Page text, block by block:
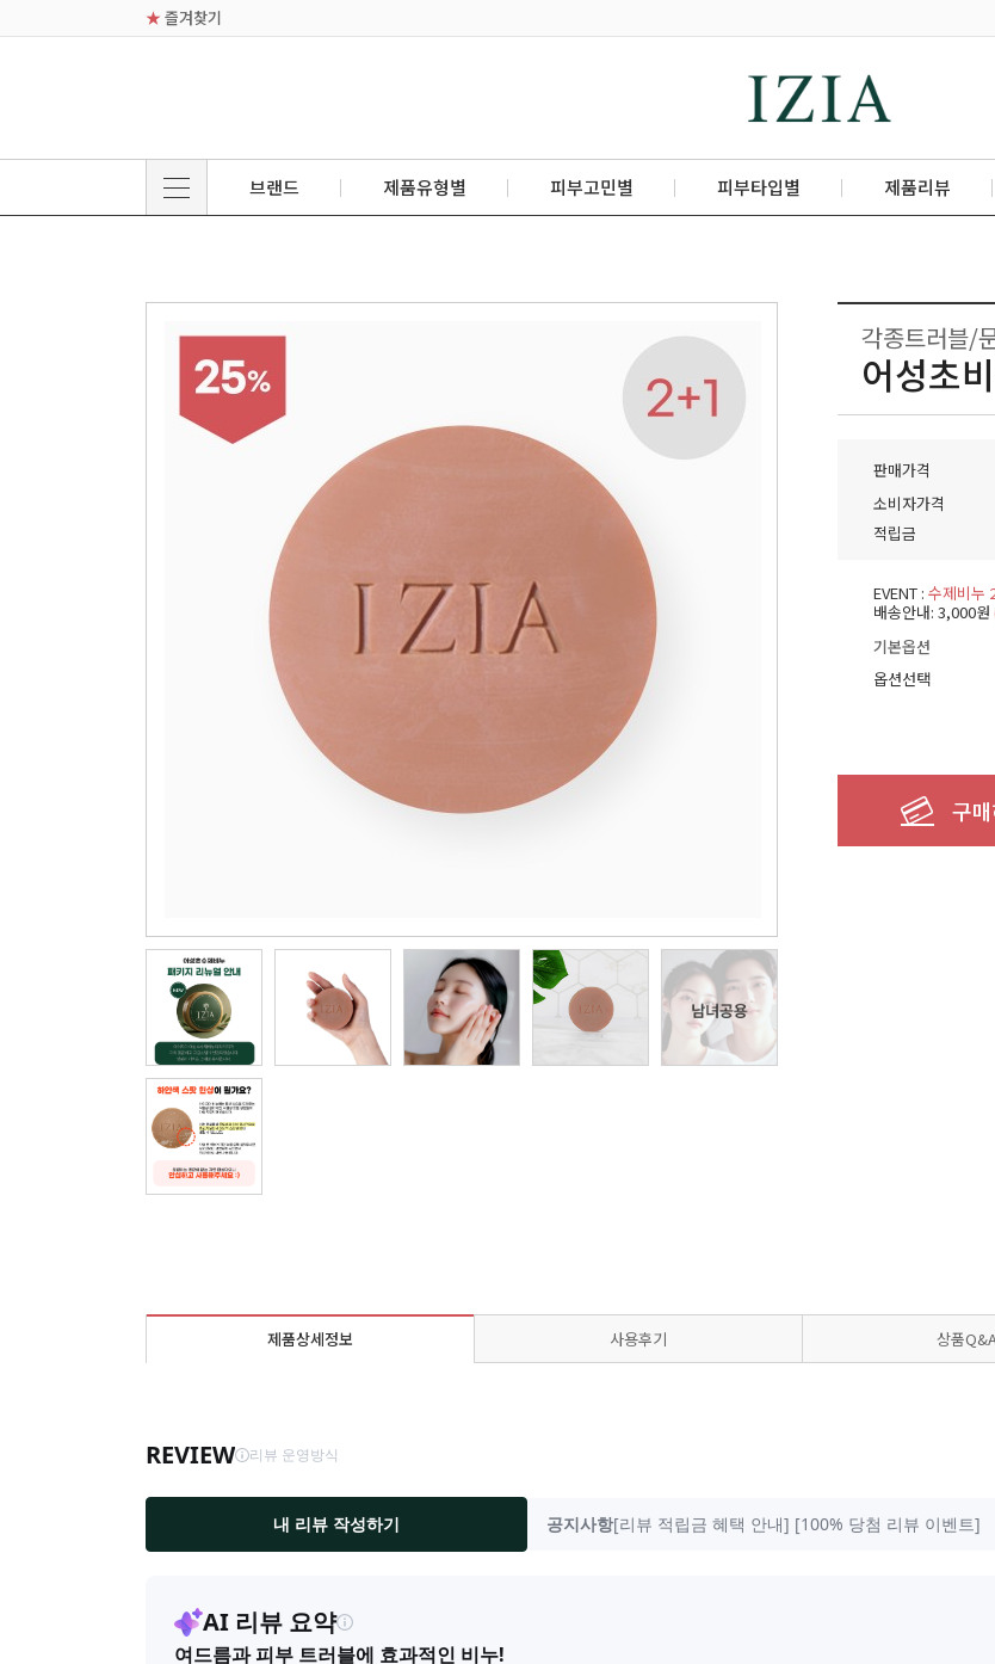
★ 즐겨찾기
브랜드 제품유형별 피부고민별 피부타입별 제품리뷰
각종트러블/
어성초
판매가격
소비자가격
적립금
EVENT : 수제비누
배송안내: 3,000원
기본옵션
옵션선택
제품상세정보 사용후기 상품